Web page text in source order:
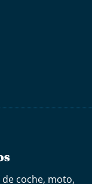
coche, moto,